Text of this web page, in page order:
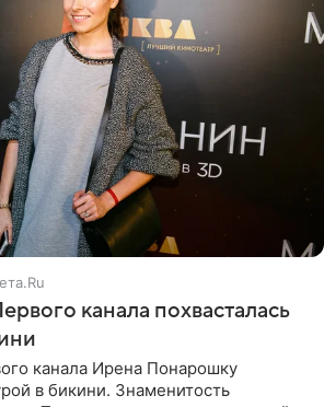
канала похвасталась
канала Ирена Понарошку
в бикини. Знаменитость